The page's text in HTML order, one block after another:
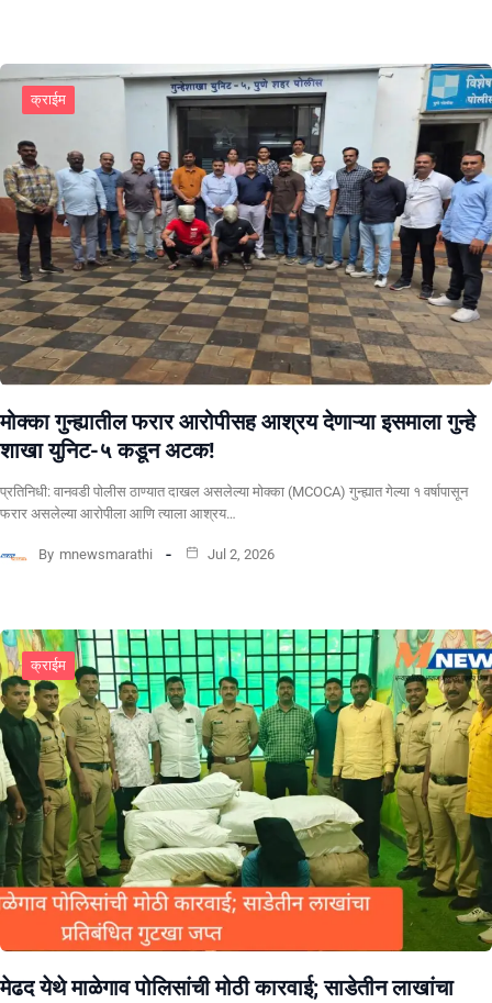
क्राईम
मोक्का गुन्ह्यातील फरार आरोपीसह आश्रय देणाऱ्या इसमाला गुन्हे
शाखा युनिट-५ कडून अटक!
प्रतिनिधी: वानवडी पोलीस ठाण्यात दाखल असलेल्या मोक्का (MCOCA) गुन्ह्यात गेल्या १ वर्षापासून
फरार असलेल्या आरोपीला आणि त्याला आश्रय…
By mnewsmarathi Jul 2, 2026
क्राईम
​मेढद येथे माळेगाव पोलिसांची मोठी कारवाई; साडेतीन लाखांचा